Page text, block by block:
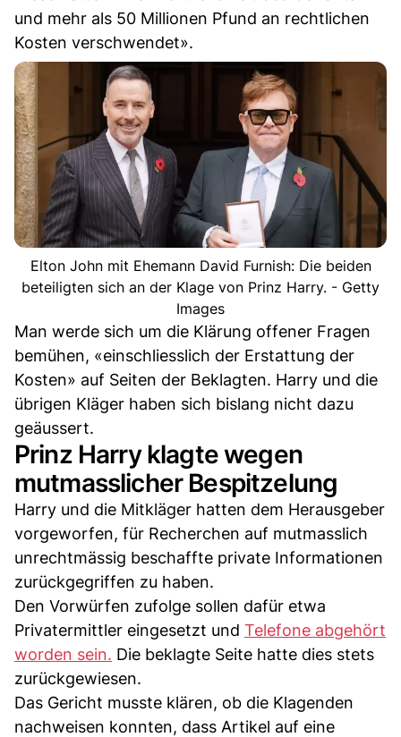
und mehr als 50 Millionen Pfund an rechtlichen
Kosten verschwendet».
Elton John mit Ehemann David Furnish: Die beiden
beteiligten sich an der Klage von Prinz Harry. - Getty
Images
Man werde sich um die Klärung offener Fragen
bemühen, «einschliesslich der Erstattung der
Kosten» auf Seiten der Beklagten. Harry und die
übrigen Kläger haben sich bislang nicht dazu
geäussert.
Prinz Harry klagte wegen
mutmasslicher Bespitzelung
Harry und die Mitkläger hatten dem Herausgeber
vorgeworfen, für Recherchen auf mutmasslich
unrechtmässig beschaffte private Informationen
zurückgegriffen zu haben.
Den Vorwürfen zufolge sollen dafür etwa
Privatermittler eingesetzt und Telefone abgehört
worden sein. Die beklagte Seite hatte dies stets
zurückgewiesen.
Das Gericht musste klären, ob die Klagenden
nachweisen konnten, dass Artikel auf eine